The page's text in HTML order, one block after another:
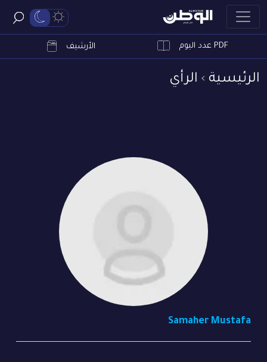
PDF عدد اليوم الأرشيف
الرئيسية الرأي
Samaher Mustafa